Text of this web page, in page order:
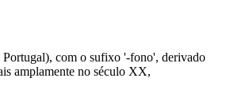
Portugal), com o sufixo '-fono', derivado
amplamente no século XX,